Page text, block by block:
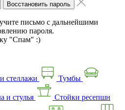
Восстановить пароль
письмо с дальнейшими
пароля.
"Спам" :)
стеллажи Тумбы
и стулья Стойки ресепшн